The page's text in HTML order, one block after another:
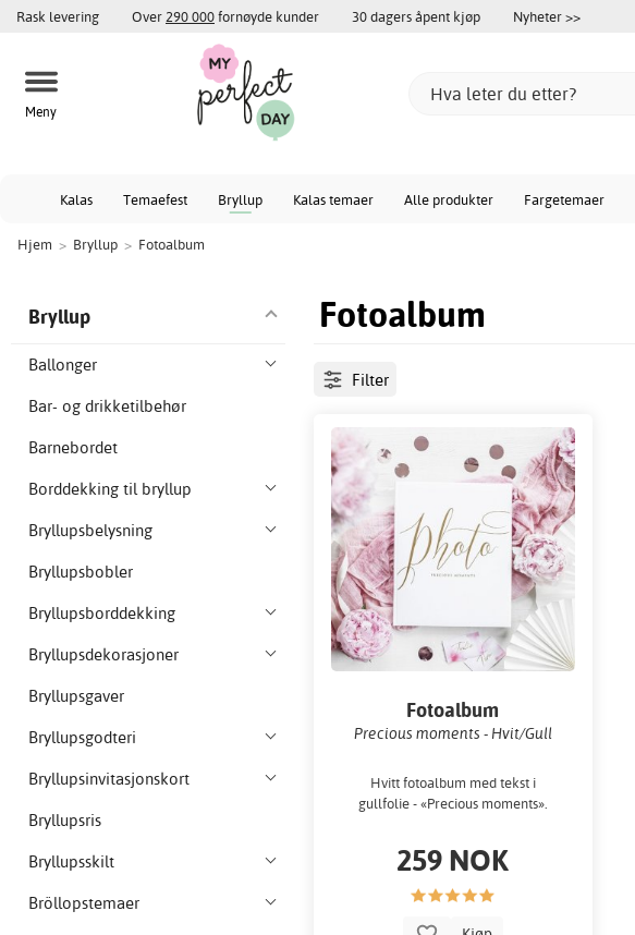
Rask levering Over 290 000fornøyde kunder 30 dagers åpent kjøp Nyheter >>
Meny
Kalas Temaefest Bryllup Kalas temaer Alle produkter Fargetemaer
Hjem > Bryllup > Fotoalbum
Fotoalbum
Bryllup
Ballonger
Bar- og drikketilbehør
Barnebordet
Borddekking til bryllup
Bryllupsbelysning
Bryllupsbobler
Bryllupsborddekking
Bryllupsdekorasjoner
Bryllupsgaver
Bryllupsgodteri
Bryllupsinvitasjonskort
Bryllupsris
Bryllupsskilt
Bröllopstemaer
Filter
Fotoalbum
Precious moments - Hvit/Gull
Hvitt fotoalbum med tekst i
gullfolie - «Precious moments».
259 NOK